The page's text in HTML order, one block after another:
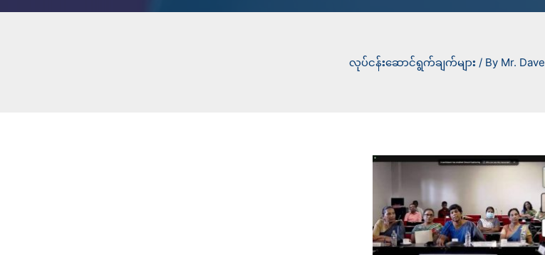
လုပ်ငန်းဆောင်ရွက်ချက်များ / By Mr. Dave